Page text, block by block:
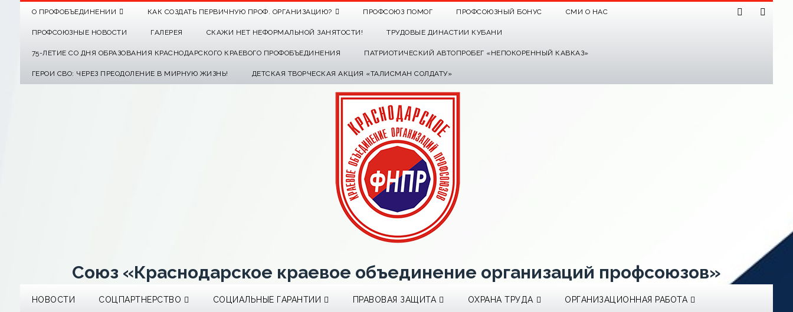
О ПРОФОБЪЕДИНЕНИИ КАК СОЗДАТЬ ПЕРВИЧНУЮ ПРОФ. ОРГАНИЗАЦИЮ? ПРОФСОЮЗ ПОМОГ ПРОФСОЮЗНЫЙ БОНУС СМИ О НАС
ПРОФСОЮЗНЫЕ НОВОСТИ ГАЛЕРЕЯ СКАЖИ НЕТ НЕФОРМАЛЬНОЙ ЗАНЯТОСТИ! ТРУДОВЫЕ ДИНАСТИИ КУБАНИ
75-ЛЕТИЕ СО ДНЯ ОБРАЗОВАНИЯ КРАСНОДАРСКОГО КРАЕВОГО ПРОФОБЪЕДИНЕНИЯ ПАТРИОТИЧЕСКИЙ АВТОПРОБЕГ «НЕПОКОРЕННЫЙ КАВКАЗ»
ГЕРОИ СВО: ЧЕРЕЗ ПРЕОДОЛЕНИЕ В МИРНУЮ ЖИЗНЬ! ДЕТСКАЯ ТВОРЧЕСКАЯ АКЦИЯ «ТАЛИСМАН СОЛДАТУ»
Союз «Краснодарское краевое объединение организаций профсоюзов»
НОВОСТИ СОЦПАРТНЕРСТВО СОЦИАЛЬНЫЕ ГАРАНТИИ ПРАВОВАЯ ЗАЩИТА ОХРАНА ТРУДА ОРГАНИЗАЦИОННАЯ РАБОТА